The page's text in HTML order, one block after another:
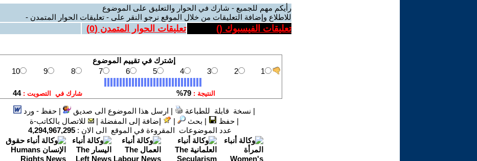
رأيكم مهم للجميع - شارك في الحوار والتعليق على الموضوع
للاطلاع وإضافة التعليقات من خلال الموقع نرجو النقر على - تعليقات الحوار المتمدن -
تعليقات الفيسبوك () تعليقات الحوار المتمدن (0
)
| نسخة قابلة للطباعة | ارسل هذا الموضوع الى صديق |حفظ - ورد
|حفظ | بحث | إضافة إلى المفضلة |
للاتصال بالكاتب-ة
عدد الموضوعات المقروءة في الموقع الى الان : 4,294,967,295